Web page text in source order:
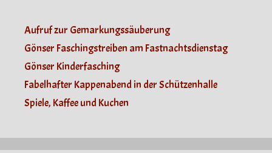
Aufruf zur Gemarkungssäuberung
Gönser Faschingstreiben am Fastnachtsdienstag
Gönser Kinderfasching
Fabelhafter Kappenabend in der Schützenhalle
Spiele, Kaffee und Kuchen